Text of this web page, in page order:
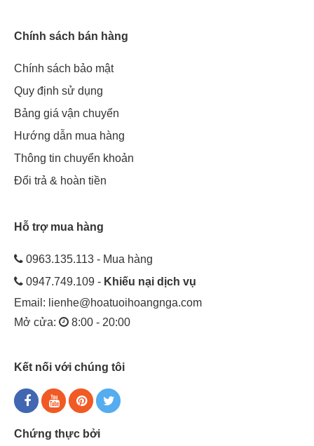
Chính sách bán hàng
Chính sách bảo mật
Quy định sử dụng
Bảng giá vận chuyển
Hướng dẫn mua hàng
Thông tin chuyển khoản
Đổi trả & hoàn tiền
Hỗ trợ mua hàng
0963.135.113 - Mua hàng
0947.749.109 - Khiếu nại dịch vụ
Email: lienhe@hoatuoihoangnga.com
Mở cửa:
8:00 - 20:00
Kết nối với chúng tôi
Chứng thực bởi